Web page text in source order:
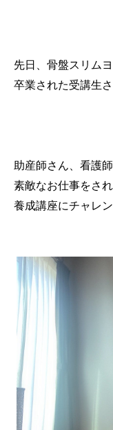
先日、骨盤スリム
卒業された受講生さ
助産師さん、看護
素敵なお仕事をさ
養成講座にチャレ